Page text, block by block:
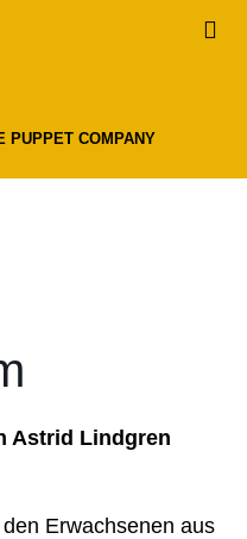
PUPPET COMPANY
Astrid Lindgren
Erwachsenen aus